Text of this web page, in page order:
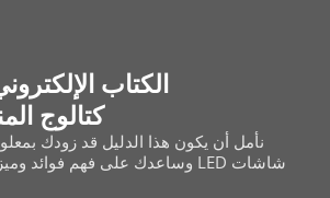
الكتاب
كتالوج
نأمل أن يكون هذا الدليل قد زودك
شاشات LED وساعدك على فهم فوائد وميزات سلسلة منتجاتنا.